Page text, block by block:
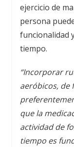
ejercicio de
persona
funcionalidad
tiempo.
“Incorporar
aeróbicos, de
que la
actividad de
tiempo es